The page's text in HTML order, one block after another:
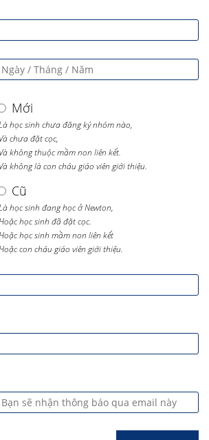
Mới
học sinh chưa đăng ký nhóm nào,
chưa đặt cọc,
không thuộc mầm non liên kết.
không là con cháu giáo viên giới thiệu.
Cũ
học sinh đang học ở Newton,
học sinh đã đặt cọc.
học sinh mầm non liên kết
con cháu giáo viên giới thiệu.